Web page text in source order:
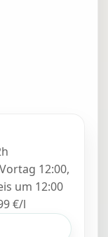
12:00,
um 12:00
€/l